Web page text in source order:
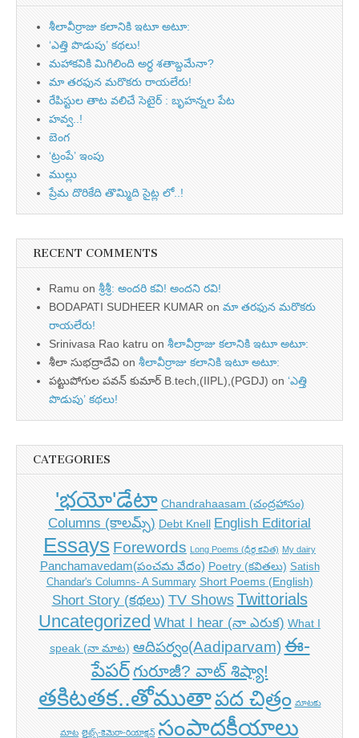
శీలావీర్రాజు కలానికి ఇటూ అటూ:
‘ఎత్తి పొడుపు’ కథలు!
మహాకవికి మిగిలింది అర్ధ శతాబ్దమేనా?
మా తరఫున మరొకరు రాయలేరు!
రేపిస్టుల తాట వలిచే సెటైర్ : బృహన్నల పేట
హవ్వ..!
బెంగ
‘ట్రంపే’ ఇంపు
ముల్లు
ప్రేమ దొరికేది తొమ్మిది సైట్ల లో..!
RECENT COMMENTS
Ramu on శ్రీశ్రీ: అందరి కవి! అందని రవి!
BODAPATI SUDHEER KUMAR on మా తరఫున మరొకరు
రాయలేరు!
Srinivasa Rao katru on శీలావీర్రాజు కలానికి ఇటూ అటూ:
శీలా సుభద్రాదేవి on శీలావీర్రాజు కలానికి ఇటూ అటూ:
పట్టుపోగుల పవన్ కుమార్ B.tech,(IIPL),(PGDJ) on ‘ఎత్తి
పొడుపు’ కథలు!
CATEGORIES
'భయో'డేటా Chandrahaasam (చంద్రహాసం)
Columns (కాలమ్స్) Debt Knell English Editorial
Essays Forewords Long Poems (ధీర్గ కవిత) My dairy
Panchamavedam(పంచమ వేదం) Poetry (కవితలు) Satish
Chandar's Columns- A Summary Short Poems (English)
Short Story (కథలు) TV Shows Twittorials
Uncategorized What I hear (నా ఎరుక) What I
speak (నా మాట) ఆదిపర్వం(Aadiparvam) ఈ-
పేపర్గురూజీ? వాట్ శిష్యా!
తకిటతక..తోముతాపద చిత్రం మాటకు
మాట లైట్స్-కెమెరా-రియాక్షన్ సంపాదకీయాలు